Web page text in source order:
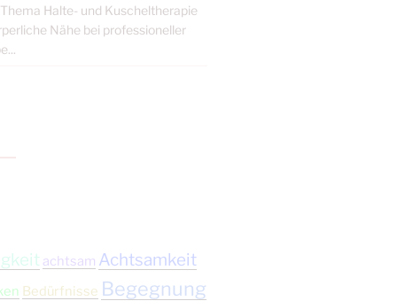
Halte- und Kuscheltherapie
Nähe bei professioneller
achtsam Achtsamkeit
Bedürfnisse Begegnung